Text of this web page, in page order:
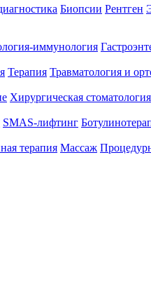
Биопсии Рентген
иммунология
Терапия Травматология и
Хирургическая стоматология
SMAS-лифтинг
терапия Массаж